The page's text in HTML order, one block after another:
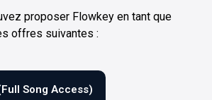
proposer Flowkey en tant que
offres suivantes :
Song Access)